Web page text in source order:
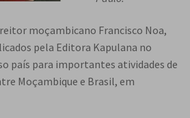
t
e
moçambicano Francisco Noa,
pela Editora Kapulana no
país para importantes atividades de
Moçambique e Brasil, em